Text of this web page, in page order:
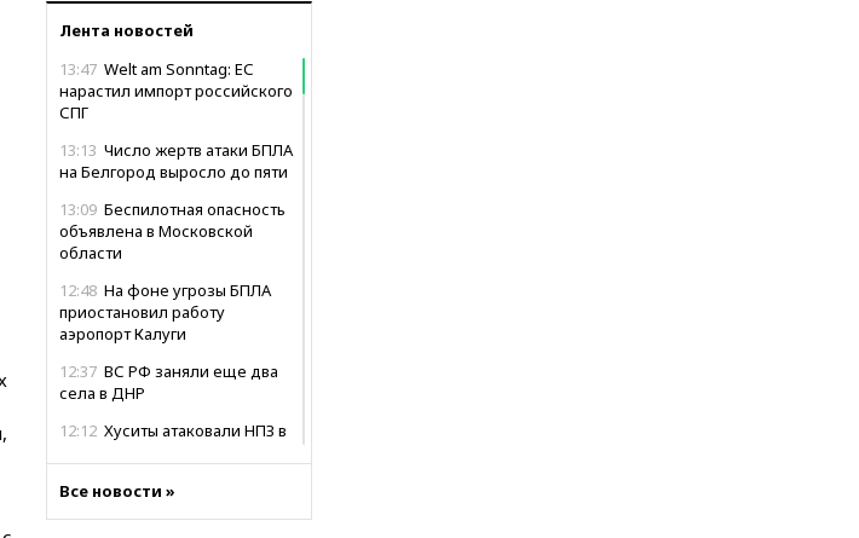
Лента новостей
13:47 Welt am Sonntag: ЕС
нарастил импорт российского
СПГ
13:13 Число жертв атаки БПЛА
на Белгород выросло до пяти
13:09 Беспилотная опасность
объявлена в Московской
области
12:48 На фоне угрозы БПЛА
приостановил работу
аэропорт Калуги
12:37 ВС РФ заняли еще два
села в ДНР
12:12 Хуситы атаковали НПЗ в
11:53 В Уфе украинский БПЛА
Все новости »